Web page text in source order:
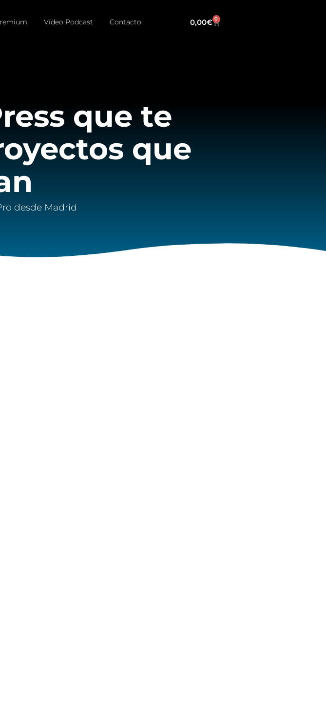
Vídeo Podcast Contacto 0,00€ 0
que te
que
desde Madrid